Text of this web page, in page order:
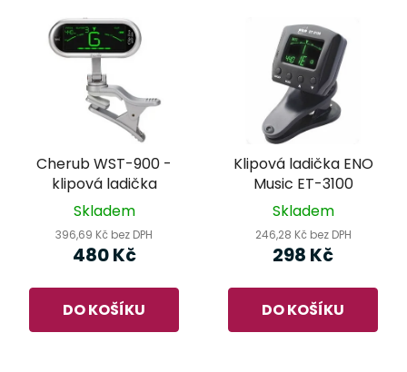
Cherub WST-900 -
klipová ladička
Skladem
396,69 Kč bez DPH
480 Kč
DO KOŠÍKU
Klipová ladička ENO
Music ET-3100
Skladem
246,28 Kč bez DPH
298 Kč
DO KOŠÍKU